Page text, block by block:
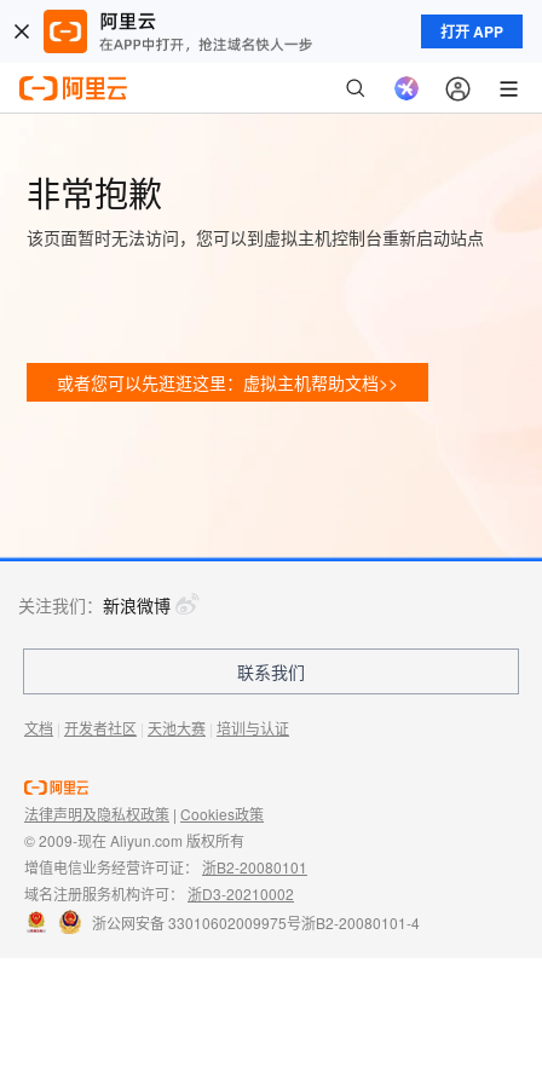
打开 APP
非常抱歉
该页面暂时无法访问，您可以到虚拟主机控制台重新启动站点
或者您可以先逛逛这里：虚拟主机帮助文档>>